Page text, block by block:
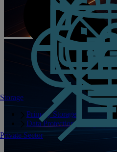
Storage
Primary Storage
Data Protection Storage
Private Sector